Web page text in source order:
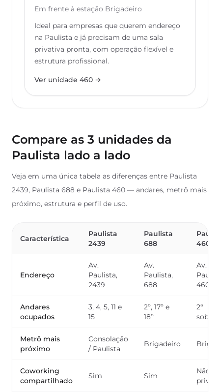
Em frente à estação Brigadeiro
Ideal para empresas que querem endereço
na Paulista e já precisam de uma sala
privativa pronta, com operação flexível e
estrutura profissional.
Ver unidade 460 →
Compare as 3 unidades da
Paulista lado a lado
Veja em uma única tabela as diferenças entre Paulista
2439, Paulista 688 e Paulista 460 — andares, metrô mais
próximo, estrutura e perfil de uso.
Característica
Paulista
2439
Paulista
688
460
Endereço
Av.
Paulista,
2439
Av.
Paulista,
688
Av.
460
Andares
ocupados
3, 4, 5, 11 e
15
2º, 17º e
18º
2ª
Metrô mais
próximo
Consolação
/ Paulista
Brigadeiro
Coworking
compartilhado
Sim Sim
Não —